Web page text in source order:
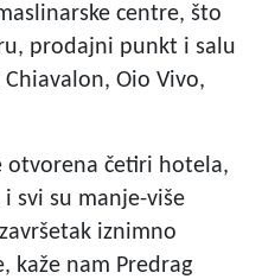
centre, što
prodajni punkt i salu
Oio Vivo,
otvorena četiri hotela,
svi su manje-više
iznimno
kaže nam Predrag